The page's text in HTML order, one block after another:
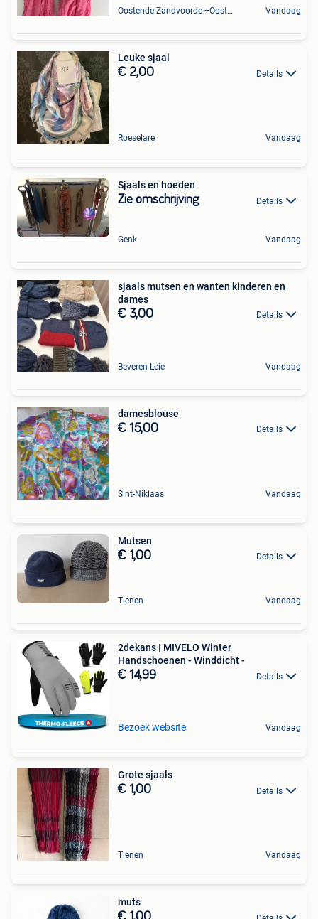
Oostende Zandvoorde +Oostende Vandaag
Leuke sjaal
€ 2,00 Details
Roeselare Vandaag
Sjaals en hoeden
Zie omschrijving Details
Genk Vandaag
sjaals mutsen en wanten kinderen en
dames
€ 3,00 Details
Beveren-Leie Vandaag
damesblouse
€ 15,00 Details
Sint-Niklaas Vandaag
Mutsen
€ 1,00 Details
Tienen Vandaag
2dekans | MIVELO Winter
Handschoenen - Winddicht -
€ 14,99 Details
Bezoek website Vandaag
Grote sjaals
€ 1,00 Details
Tienen Vandaag
muts